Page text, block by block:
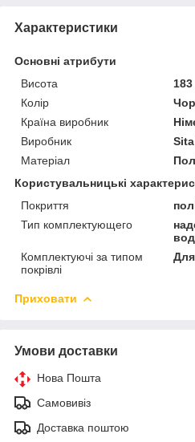
Характеристики
Основні атрибути
Висота
Колір
Країна виробник
Виробник
Матеріал
Користувальницькі
Покриття
Тип комплектующего
Комплектуючі за типом
покрівлі
Для
Приховати
Умови доставки
Нова Пошта
Самовивіз
Доставка поштою